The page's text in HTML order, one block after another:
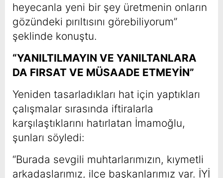
heyecanla yeni bir şey üretmenin onların
gözündeki pırıltısını görebiliyorum”
şeklinde konuştu.
“YANILTILMAYIN VE YANILTANLARA
DA FIRSAT VE MÜSAADE ETMEYİN”
Yeniden tasarladıkları hat için yaptıkları
çalışmalar sırasında iftiralarla
karşılaştıklarını hatırlatan İmamoğlu,
şunları söyledi:
“Burada sevgili muhtarlarımızın, kıymetli
arkadaşlarımız, ilçe başkanlarımız var. İYİ